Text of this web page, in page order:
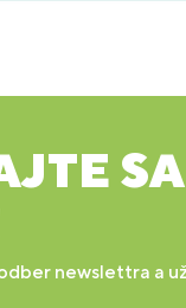
newslettra a